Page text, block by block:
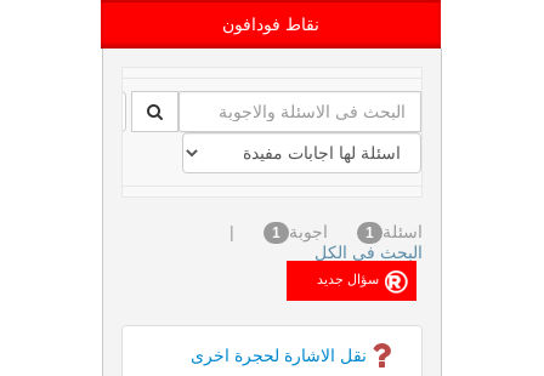
نقاط فودافون
اسئلة 1 اجوبة 1
|
البحث فى الكل
نقل الاشارة لحجرة اخرى